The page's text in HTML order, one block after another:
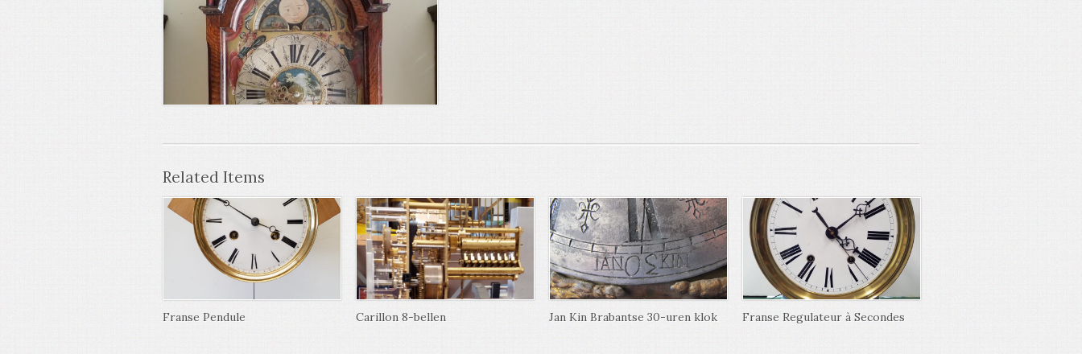
Related Items
Franse Pendule Carillon 8-bellen Jan Kin Brabantse 30-uren klok Franse Regulateur à Secondes